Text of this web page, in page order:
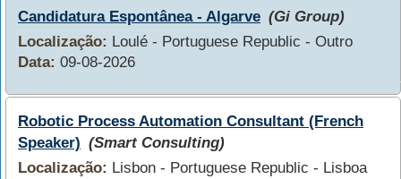
Candidatura Espontânea - Algarve (Gi Group)
Localização: Loulé - Portuguese Republic - Outro
Data: 09-08-2026
Robotic Process Automation Consultant (French
Speaker) (Smart Consulting)
Localização: Lisbon - Portuguese Republic - Lisboa